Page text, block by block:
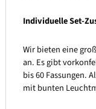
Individuelle Set-
Wir bieten eine
an. Es gibt
bis 60 Fassungen.
mit bunten